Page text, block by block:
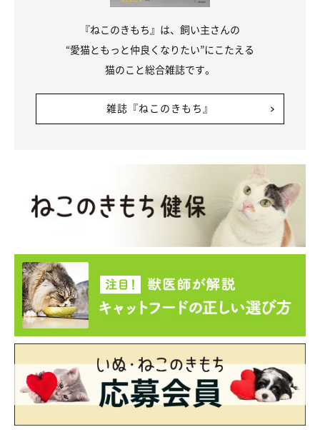
『ねこのきもち』は、飼い主さんの
“愛猫ともっと仲良くなりたい”にこたえる
猫のこと総合雑誌です。
雑誌『ねこのきもち』